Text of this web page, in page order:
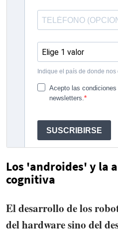
Los 'androides' y la
cognitiva
El desarrollo de los
del hardware sino del